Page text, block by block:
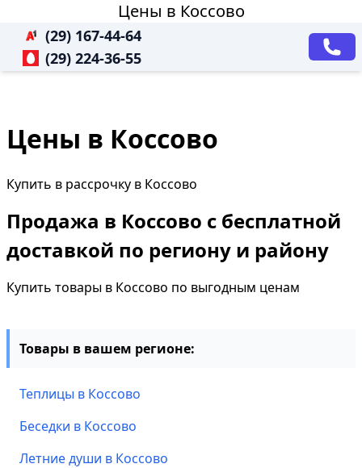
Цены в Коссово
(29) 167-44-64
(29) 224-36-55
Цены в Коссово
Купить в рассрочку в Коссово
Продажа в Коссово с бесплатной
доставкой по региону и району
Купить товары в Коссово по выгодным ценам
Товары в вашем регионе:
Теплицы в Коссово
Беседки в Коссово
Летние души в Коссово